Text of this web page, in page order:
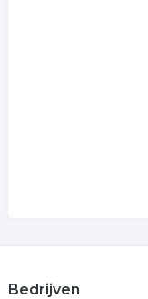
Bedrijven